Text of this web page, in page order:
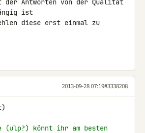
der Antworten von der Qualität
ist
diese erst einmal zu
2013-09-28 07:19#3338208
(ulp?) könnt ihr am besten